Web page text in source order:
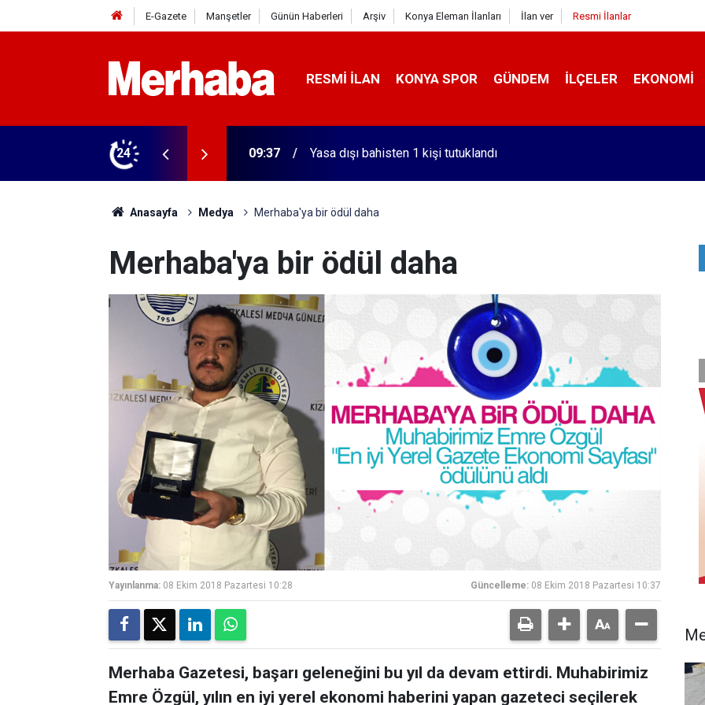
E-Gazete Manşetler Günün Haberleri Arşiv Konya Eleman İlanları İlan ver Resmi İlanlar
RESMI İLAN KONYA SPOR GÜNDEM İLÇELER EKONOMI
24 09:34 Onkoloji hastası Tokat'tan Konya'ya sevk edildi
Anasayfa Medya Merhaba'ya bir ödül daha
Merhaba'ya bir ödül daha
Yayınlanma: 08 Ekim 2018 Pazartesi 10:28 Güncelleme: 08 Ekim 2018 Pazartesi 10:37
Merhaba Gazetesi, başarı geleneğini bu yıl da devam ettirdi. Muhabirimiz
Emre Özgül, yılın en iyi yerel ekonomi haberini yapan gazeteci seçilerek